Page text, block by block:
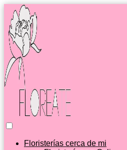
Floristerías cerca de mi